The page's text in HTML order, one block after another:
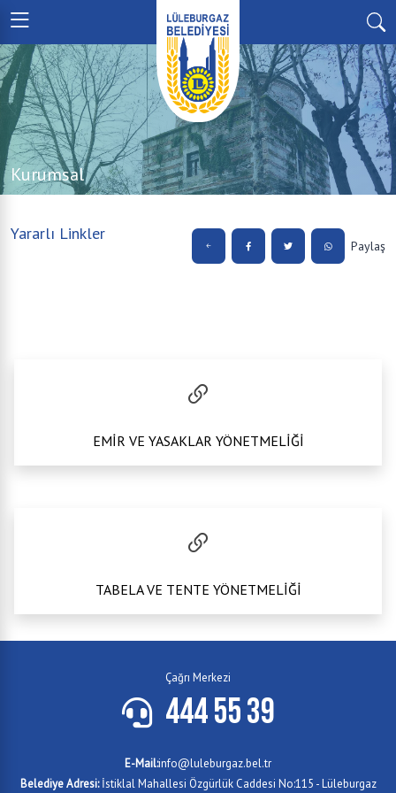
Kurumsal
Yararlı Linkler
Paylaş
EMİR VE YASAKLAR YÖNETMELİĞİ
TABELA VE TENTE YÖNETMELİĞİ
Çağrı Merkezi
444 55 39
E-Mail:info@luleburgaz.bel.tr
Belediye Adresi:İstiklal Mahallesi Özgürlük Caddesi No:115 - Lüleburgaz